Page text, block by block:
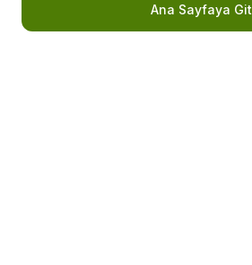
Ana Sayfaya Git